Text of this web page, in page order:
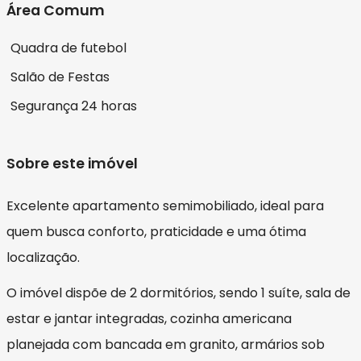
Área Comum
Quadra de futebol
Salão de Festas
Segurança 24 horas
Sobre este imóvel
Excelente apartamento semimobiliado, ideal para
quem busca conforto, praticidade e uma ótima
localização.
O imóvel dispõe de 2 dormitórios, sendo 1 suíte, sala de
estar e jantar integradas, cozinha americana
planejada com bancada em granito, armários sob